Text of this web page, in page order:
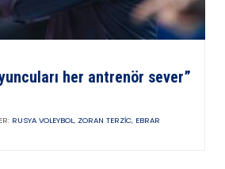
her antrenör sever”
RUSYA VOLEYBOL, ZORAN TERZIC, EBRAR